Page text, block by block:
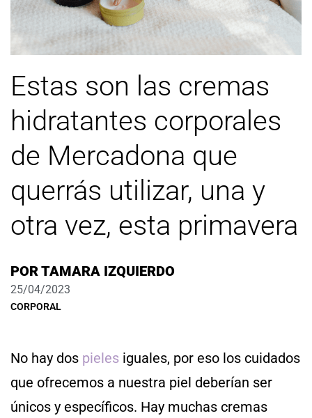
Estas son las cremas
hidratantes corporales
de Mercadona que
querrás utilizar, una y
otra vez, esta primavera
PORTAMARA IZQUIERDO
25/04/2023
CORPORAL
No hay dos pieles iguales, por eso los cuidados
que ofrecemos a nuestra piel deberían ser
únicos y específicos. Hay muchas cremas